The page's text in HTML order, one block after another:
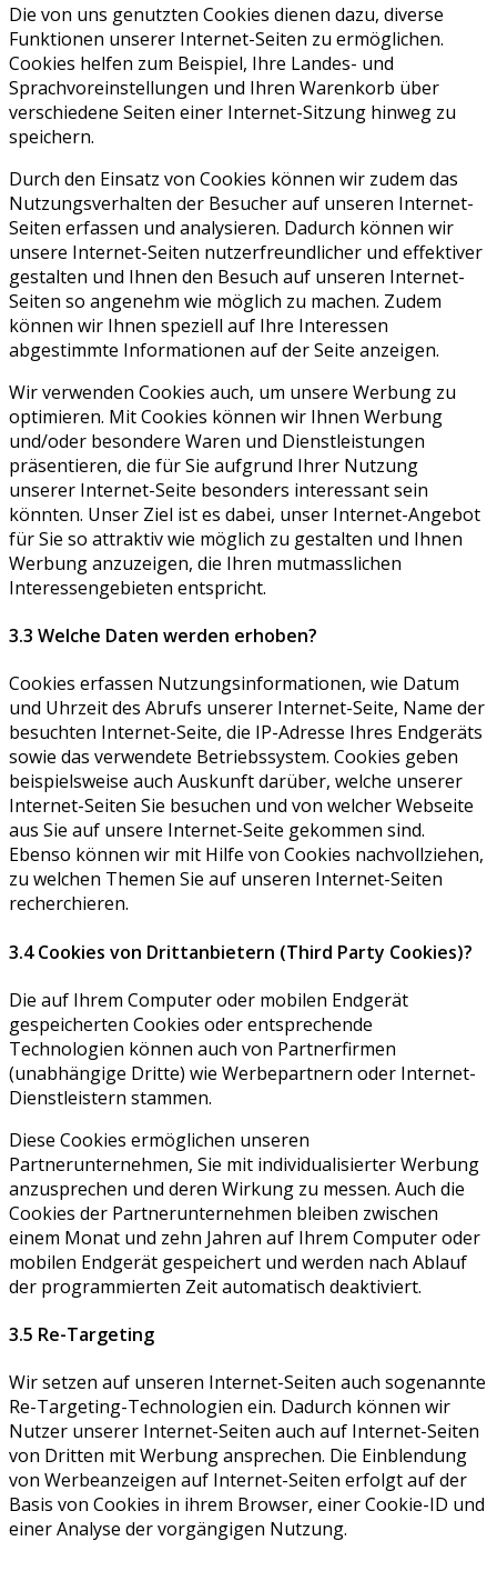
Die von uns genutzten Cookies dienen dazu, diverse
Funktionen unserer Internet-Seiten zu ermöglichen.
Cookies helfen zum Beispiel, Ihre Landes- und
Sprachvoreinstellungen und Ihren Warenkorb über
verschiedene Seiten einer Internet-Sitzung hinweg zu
speichern.
Durch den Einsatz von Cookies können wir zudem das
Nutzungsverhalten der Besucher auf unseren Internet-
Seiten erfassen und analysieren. Dadurch können wir
unsere Internet-Seiten nutzerfreundlicher und effektiver
gestalten und Ihnen den Besuch auf unseren Internet-
Seiten so angenehm wie möglich zu machen. Zudem
können wir Ihnen speziell auf Ihre Interessen
abgestimmte Informationen auf der Seite anzeigen.
Wir verwenden Cookies auch, um unsere Werbung zu
optimieren. Mit Cookies können wir Ihnen Werbung
und/oder besondere Waren und Dienstleistungen
präsentieren, die für Sie aufgrund Ihrer Nutzung
unserer Internet-Seite besonders interessant sein
könnten. Unser Ziel ist es dabei, unser Internet-Angebot
für Sie so attraktiv wie möglich zu gestalten und Ihnen
Werbung anzuzeigen, die Ihren mutmasslichen
Interessengebieten entspricht.
3.3 Welche Daten werden erhoben?
Cookies erfassen Nutzungsinformationen, wie Datum
und Uhrzeit des Abrufs unserer Internet-Seite, Name der
besuchten Internet-Seite, die IP-Adresse Ihres Endgeräts
sowie das verwendete Betriebssystem. Cookies geben
beispielsweise auch Auskunft darüber, welche unserer
Internet-Seiten Sie besuchen und von welcher Webseite
aus Sie auf unsere Internet-Seite gekommen sind.
Ebenso können wir mit Hilfe von Cookies nachvollziehen,
zu welchen Themen Sie auf unseren Internet-Seiten
recherchieren.
3.4 Cookies von Drittanbietern (Third Party Cookies)?
Die auf Ihrem Computer oder mobilen Endgerät
gespeicherten Cookies oder entsprechende
Technologien können auch von Partnerfirmen
(unabhängige Dritte) wie Werbepartnern oder Internet-
Dienstleistern stammen.
Diese Cookies ermöglichen unseren
Partnerunternehmen, Sie mit individualisierter Werbung
anzusprechen und deren Wirkung zu messen. Auch die
Cookies der Partnerunternehmen bleiben zwischen
einem Monat und zehn Jahren auf Ihrem Computer oder
mobilen Endgerät gespeichert und werden nach Ablauf
der programmierten Zeit automatisch deaktiviert.
3.5 Re-Targeting
Wir setzen auf unseren Internet-Seiten auch sogenannte
Re-Targeting-Technologien ein. Dadurch können wir
Nutzer unserer Internet-Seiten auch auf Internet-Seiten
von Dritten mit Werbung ansprechen. Die Einblendung
von Werbeanzeigen auf Internet-Seiten erfolgt auf der
Basis von Cookies in ihrem Browser, einer Cookie-ID und
einer Analyse der vorgängigen Nutzung.